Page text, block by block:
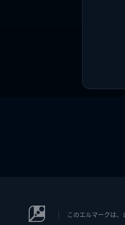
このエルマークは